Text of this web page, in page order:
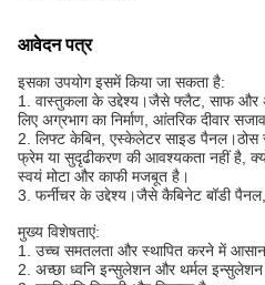
आवेदन पत्र
इसका उपयोग इसमें किया जा सकता है:
1. वास्तुकला के उद्देश्य।जैसे फ्लैट, साफ और
लिए अग्रभाग का निर्माण, आंतरिक दीवार
2. लिफ्ट केबिन, एस्केलेटर साइड
फ्रेम या सुदृढीकरण की आवश्यकता नहीं है,
स्वयं मोटा और काफी मजबूत है।
3. फर्नीचर के उद्देश्य।जैसे कैबिनेट बॉडी
मुख्य विशेषताएं:
1. उच्च समतलता और स्थापित करने में
2. अच्छा ध्वनि इन्सुलेशन और थर्मल इन्सुलेशन